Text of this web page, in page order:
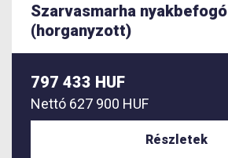
Szarvasmarha nyakbefogó
(horganyzott)
797 433 HUF
Nettó 627 900 HUF
Részletek